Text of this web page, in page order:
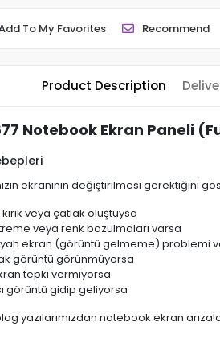
To My Favorites Recommend
Product Description
Notebook Ekran Paneli
ekranının değiştirilmesi gerektiğini
veya çatlak oluştuysa
veya renk bozulmaları varsa
ekran (görüntü gelmeme) problemi
görüntü görünmüyorsa
tepki vermiyorsa
görüntü gidip geliyorsa
blog yazılarımızdan notebook ekran